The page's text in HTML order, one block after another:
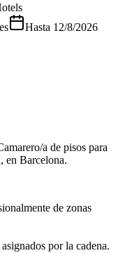
Hasta 12/8/2026
a de pisos para
en Barcelona.
de zonas
por la cadena.